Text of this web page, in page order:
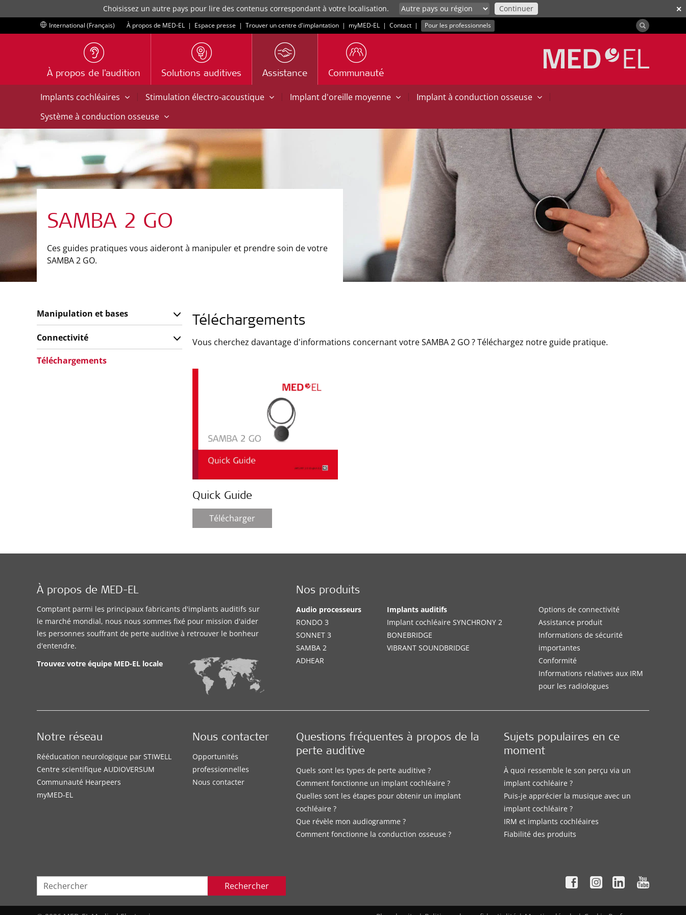
✕
Choisissez un autre pays pour lire des contenus correspondant à votre localisation. Continuer
International (Français) À propos de MED-EL | Espace presse | Trouver un centre d'implantation | myMED‑EL | Contact | Pour les professionnels
À propos de l'audition Solutions auditives Assistance Communauté
Implants cochléaires | Stimulation électro-acoustique | Implant d'oreille moyenne | Implant à conduction osseuse
|
Système à conduction osseuse
SAMBA 2 GO
Ces guides pratiques vous aideront à manipuler et prendre soin de votre
SAMBA 2 GO.
Téléchargements
Vous cherchez davantage d'informations concernant votre SAMBA 2 GO ? Téléchargez notre guide pratique.
Quick Guide
Télécharger
Manipulation et bases
Connectivité
Téléchargements
À propos de MED-EL
Comptant parmi les principaux fabricants d'implants auditifs sur
le marché mondial, nous nous sommes fixé pour mission d'aider
les personnes souffrant de perte auditive à retrouver le bonheur
d'entendre.
Trouvez votre équipe MED-EL locale
Nos produits
Audio processeurs
RONDO 3
SONNET 3
SAMBA 2
ADHEAR
Implants auditifs
Implant cochléaire SYNCHRONY 2
BONEBRIDGE
VIBRANT SOUNDBRIDGE
Options de connectivité
Assistance produit
Informations de sécurité
importantes
Conformité
Informations relatives aux IRM
pour les radiologues
Questions fréquentes à propos de la
perte auditive
Quels sont les types de perte auditive ?
Comment fonctionne un implant cochléaire ?
Quelles sont les étapes pour obtenir un implant
cochléaire ?
Que révèle mon audiogramme ?
Comment fonctionne la conduction osseuse ?
Sujets populaires en ce
moment
À quoi ressemble le son perçu via un
implant cochléaire ?
Puis-je apprécier la musique avec un
implant cochléaire ?
IRM et implants cochléaires
Fiabilité des produits
Notre réseau
Rééducation neurologique par STIWELL
Centre scientifique AUDIOVERSUM
Communauté Hearpeers
myMED‑EL
Nous contacter
Opportunités
professionnelles
Nous contacter
Rechercher